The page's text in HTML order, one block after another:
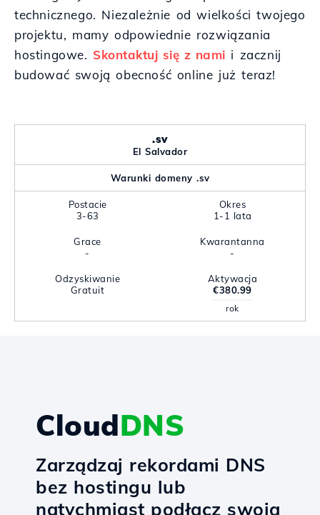
technicznego. Niezależnie od wielkości twojego
projektu, mamy odpowiednie rozwiązania
hostingowe. Skontaktuj się z nami i zacznij
budować swoją obecność online już teraz!
.sv
El Salvador
Warunki domeny .sv
Postacie
3-63
Okres
1-1 lata
Grace
-
Kwarantanna
-
Odzyskiwanie
Gratuit
Aktywacja
€380.99
rok
CloudDNS
Zarządzaj rekordami DNS
bez hostingu lub
natychmiast podłącz swoją